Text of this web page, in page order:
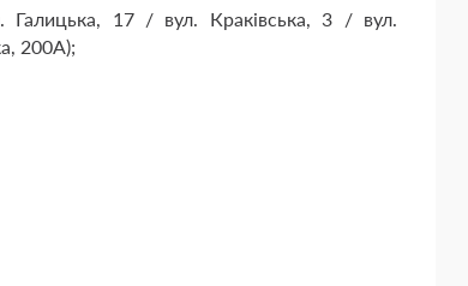
Галицька, 17 / вул. Краківська, 3 / вул.
200А);